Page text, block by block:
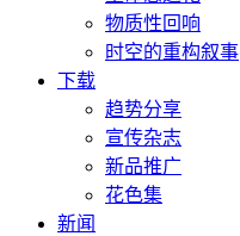
物质性回响
时空的重构叙事
下载
趋势分享
宣传杂志
新品推广
花色集
新闻